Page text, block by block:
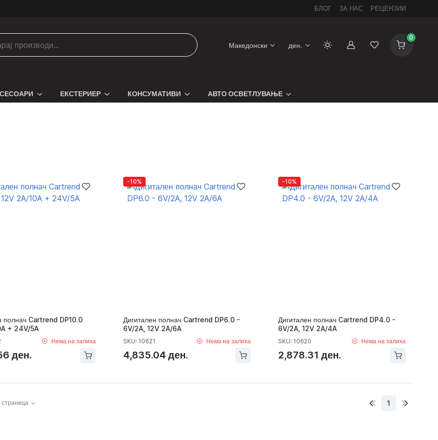
БЛОГ ЗА НАС РЕЦЕНЗИИ
Македонски ден. СметкаЛиста на желби
0
ЕКСТЕРИЕР КОНСУМАТИВИ АВТО ОСВЕТЛУВАЊЕ
полнач Cartrend DP10.0
+ 24V/5A
Нема на залиха
ден.
-10%
Дигитален полнач Cartrend DP6.0 -
6V/2A, 12V 2A/6A
SKU: 10621 Нема на залиха
4,835.04 ден.
-10%
Дигитален полнач Cartrend DP4.0 -
6V/2A, 12V 2A/4A
SKU: 10620 Нема на залиха
2,878.31 ден.
1